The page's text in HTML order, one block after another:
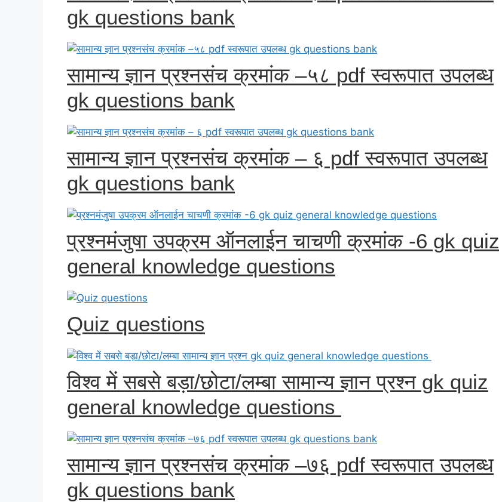
gk questions bank
सामान्य ज्ञान प्रश्नसंच क्रमांक –५८ pdf स्वरूपात उपलब्ध
gk questions bank
सामान्य ज्ञान प्रश्नसंच क्रमांक – ६ pdf स्वरूपात उपलब्ध
gk questions bank
प्रश्नमंजुषा उपक्रम ऑनलाईन चाचणी क्रमांक -6 gk quiz
general knowledge questions
Quiz questions
विश्व में सबसे बड़ा/छोटा/लम्बा सामान्य ज्ञान प्रश्न gk quiz
general knowledge questions
सामान्य ज्ञान प्रश्नसंच क्रमांक –७६ pdf स्वरूपात उपलब्ध
gk questions bank